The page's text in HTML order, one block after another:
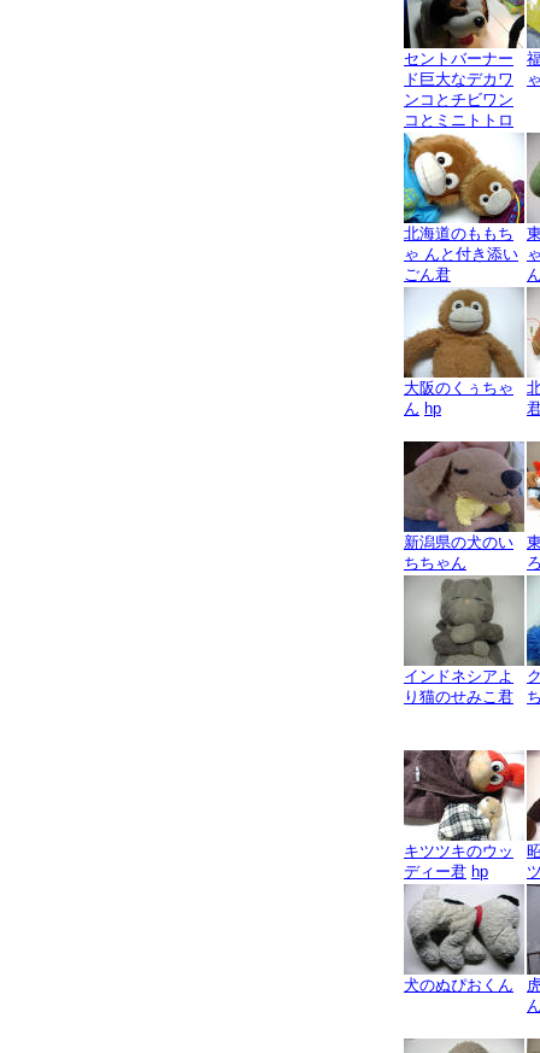
セントバーナー
ド巨大なデカワ
ンコとチビワン
コとミニトトロ
北海道のももち
ゃ んと付き添い
ごん君
大阪のくぅちゃ
ん hp
新潟県の犬のい
ちちゃん
インドネシアよ
り猫のせみこ君
キツツキのウッ
ディー君 hp
犬のぬぴおくん